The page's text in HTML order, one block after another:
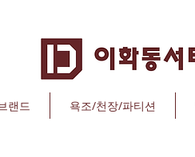
랜드 욕조/천장/파티션